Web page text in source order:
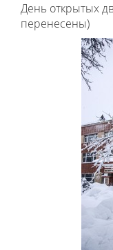
День открытых
перенесены)